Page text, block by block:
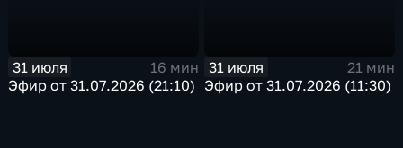
31 июля
16 мин
Эфир от 31.07.2026 (21:10)
31 июля
21 мин
Эфир от 31.07.2026 (11:30)